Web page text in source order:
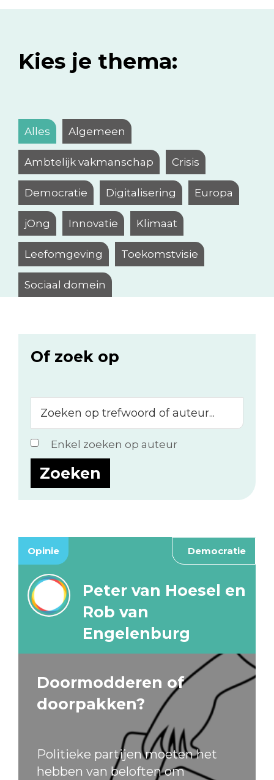
Kies je thema:
Alles Algemeen
Ambtelijk vakmanschap Crisis
Democratie Digitalisering Europa
jOng Innovatie Klimaat
Leefomgeving Toekomstvisie
Sociaal domein
Of zoek op
op
trefwoord
of
auteur...
Enkel zoeken op auteur
Opinie Democratie
Peter van Hoesel en
Rob van
Engelenburg
Doormodderen of
doorpakken?
Politieke partijen moeten het
hebben van beloften om